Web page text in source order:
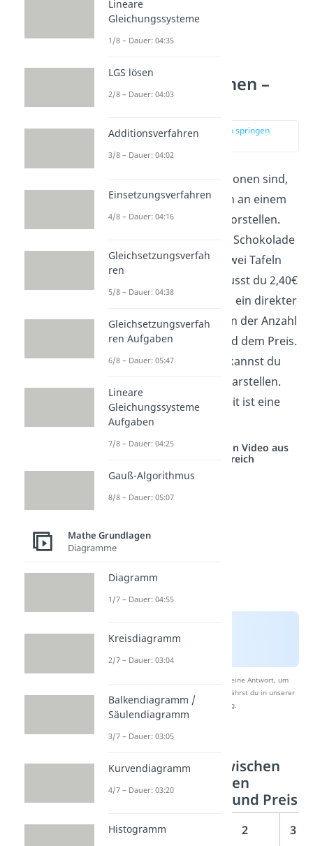
Lineare Funktionen –
Was ist das?
zur Stelle im Video springen
Was genau lineare Funktionen sind,
kann man sich am besten an einem
Beispiel im Supermarkt vorstellen.
Angenommen, eine Tafel Schokolade
kostet 1,20€. Kaufst du zwei Tafeln
dieser Schokolade, so musst du 2,40€
bezahlen. Es besteht also ein direkter
Zusammenhang zwischen der Anzahl
an Schokoladentafeln und dem Preis.
Diesen Zusammenhang kannst du
auf verschiedene Arten darstellen.
Die einfachste Möglichkeit ist eine
Wertetabelle.
Studyflix vernetzt: Hier ein Video aus
einem anderen Bereich
Nach Beantwortung speichern wir deine Antwort, um
Studyflix zu verbessern. Mehr dazu erfährst du in unserer
Datenschutzerklärung.
Zusammenhang zwischen
Anzahl der gekauften
Schokoladentafeln und Preis
Anzahl 2 3
Lineare
Gleichungssysteme
1/8 – Dauer: 04:35
LGS lösen
2/8 – Dauer: 04:03
Additionsverfahren
3/8 – Dauer: 04:02
Einsetzungsverfahren
4/8 – Dauer: 04:16
Gleichsetzungsverfah
ren
5/8 – Dauer: 04:38
Gleichsetzungsverfah
ren Aufgaben
6/8 – Dauer: 05:47
Lineare
Gleichungssysteme
Aufgaben
7/8 – Dauer: 04:25
Gauß-Algorithmus
8/8 – Dauer: 05:07
Mathe Grundlagen
Diagramme
Diagramm
1/7 – Dauer: 04:55
Kreisdiagramm
2/7 – Dauer: 03:04
Balkendiagramm /
Säulendiagramm
3/7 – Dauer: 03:05
Kurvendiagramm
4/7 – Dauer: 03:20
Histogramm